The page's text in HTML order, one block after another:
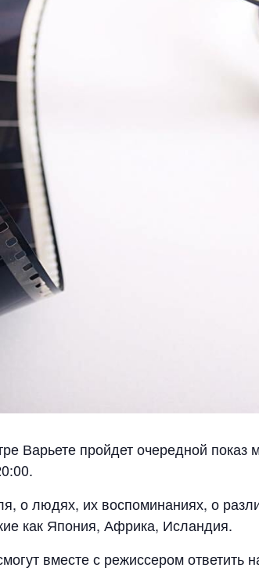
Варьете пройдет очередной
о людях, их воспоминаниях, о
как Япония, Африка, Исландия.
вместе с режиссером